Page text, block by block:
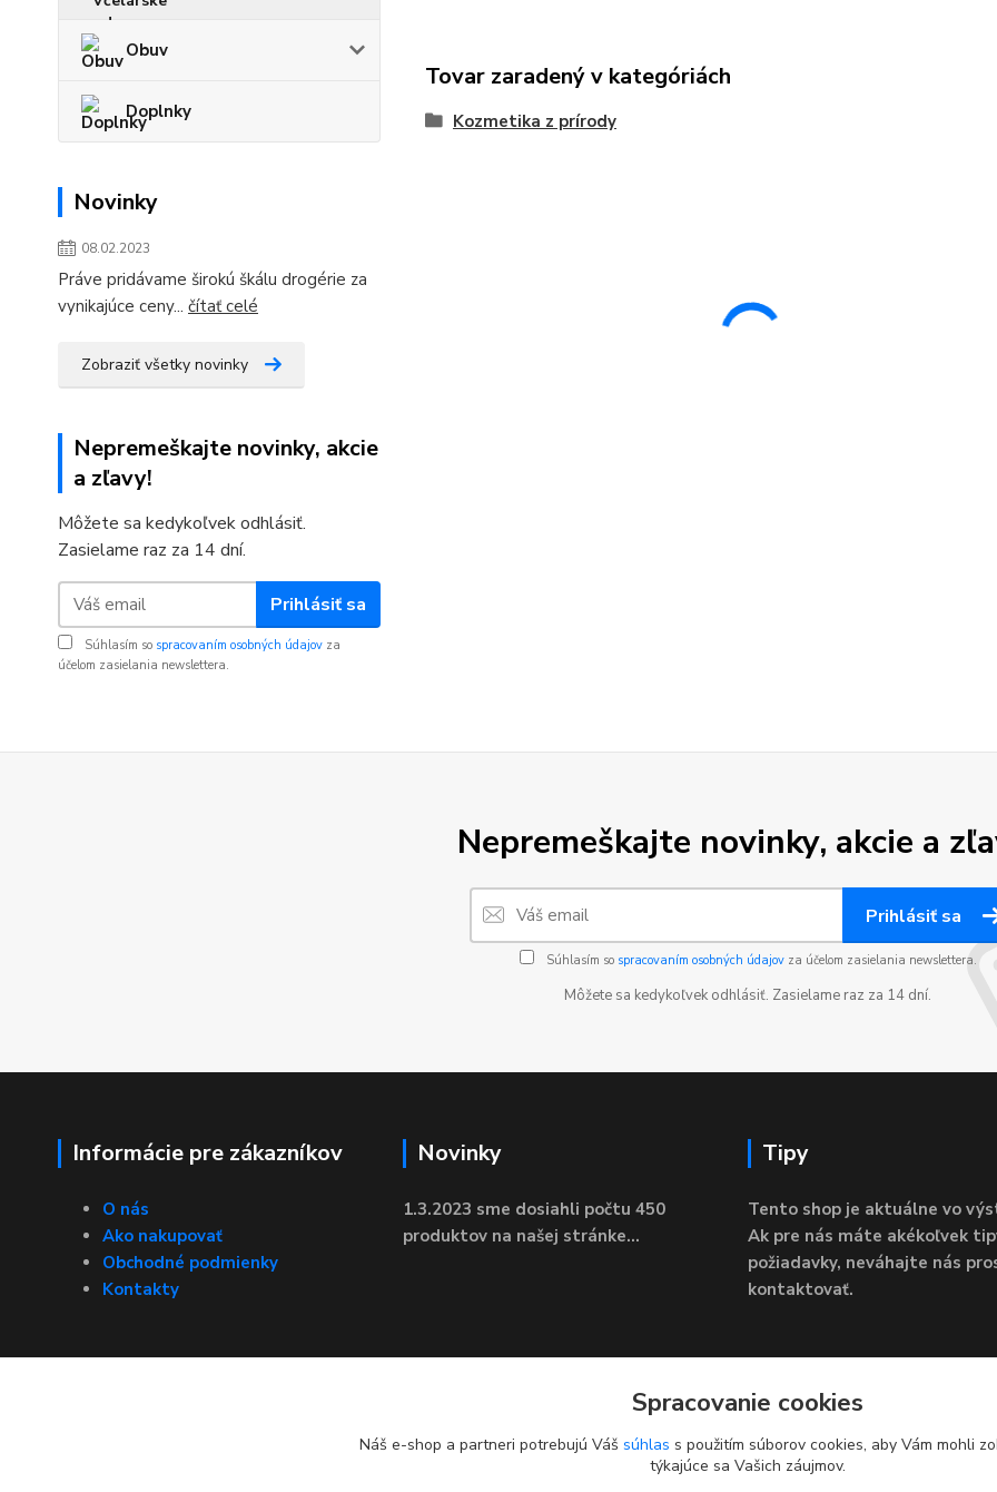
Obuv
Doplnky
Novinky
08.02.2023
Práve pridávame širokú škálu drogérie za
vynikajúce ceny... čítať celé
Zobraziť všetky novinky
Nepremeškajte novinky, akcie
a zľavy!
Môžete sa kedykoľvek odhlásiť.
Zasielame raz za 14 dní.
Prihlásiť sa
Súhlasím so spracovaním osobných údajov za
účelom zasielania newslettera.
Tovar zaradený v kategóriách
Kozmetika z prírody
Nepremeškajte novinky, akcie a
Prihlásiť sa
Súhlasím so spracovaním osobných údajovza účelom zasielania newslettera.
Môžete sa kedykoľvek odhlásiť. Zasielame raz za 14 dní.
Informácie pre zákazníkov
O nás
Ako nakupovať
Obchodné podmienky
Kontakty
Novinky
1.3.2023 sme dosiahli počtu 450
produktov na našej stránke...
Tipy
Tento shop je aktuálne vo
Ak pre nás máte akékoľvek
požiadavky, neváhajte nás
kontaktovať.
Spracovanie cookies
Náš e-shop a partneri potrebujú Váš súhlas s použitím súborov cookies, aby Vám mohli
týkajúce sa Vašich záujmov.